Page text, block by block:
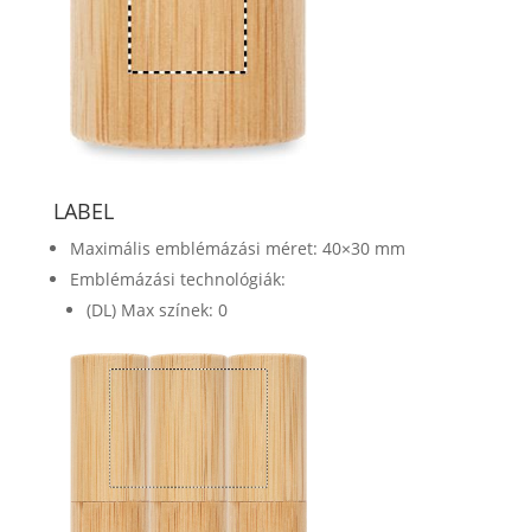
LABEL
Maximális emblémázási méret: 40×30 mm
Emblémázási technológiák:
(DL) Max színek: 0